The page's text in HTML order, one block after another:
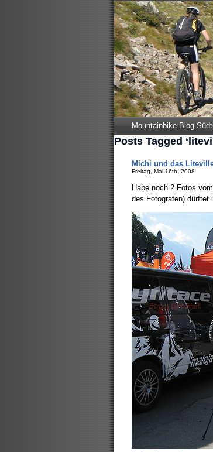
Mountainbike Blog
Posts Tagged
Michi und das
Freitag, Mai 16th, 2008
Habe noch 2 Fotos vom
des Fotografen) dürftet